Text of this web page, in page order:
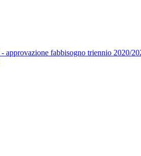
approvazione fabbisogno triennio 2020/